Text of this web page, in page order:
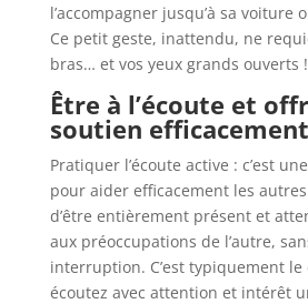
l’accompagner jusqu’à sa voiture
Ce petit geste, inattendu, ne
bras… et vos yeux grands ouverts !
Être à l’écoute et
soutien efficacement
Pratiquer l’écoute active : c’est
pour aider efficacement les
d’être entièrement présent et
aux préoccupations de l’autre,
interruption. C’est typiquement le
écoutez avec attention et intérêt